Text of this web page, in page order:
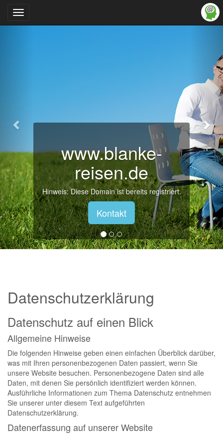
Navigation
ein-/ausblenden
ist bereits registriert.
Kontakt
Hinweis:
Zurück
Datenschutzerklärung
Datenschutz auf einen Blick
Allgemeine Hinweise
Die folgenden Hinweise geben einen einfachen Überblick darüber,
was mit Ihren personenbezogenen Daten passiert, wenn Sie
unsere Website besuchen. Personenbezogene Daten sind alle
Daten, mit denen Sie persönlich identifiziert werden können.
Ausführliche Informationen zum Thema Datenschutz entnehmen
Sie unserer unter diesem Text aufgeführten
Datenschutzerklärung.
Datenerfassung auf unserer Website